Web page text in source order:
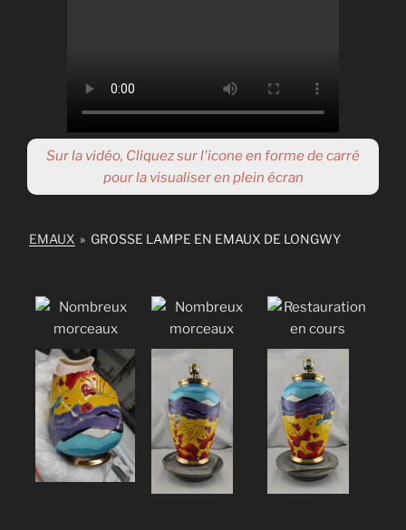
Sur la vidéo, Cliquez sur l'icone en forme de carré
pour la visualiser en plein écran
EMAUX » GROSSE LAMPE EN EMAUX DE LONGWY